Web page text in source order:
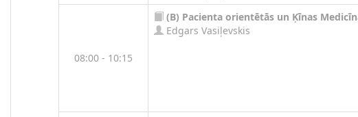
08:00 - 10:15
(B) Pacienta orientētās un Ķīnas
Edgars Vasiļevskis